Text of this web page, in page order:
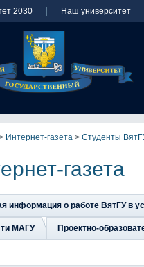
2030 Наш университет
Интернет-газета > Студенты
газета
информация о работе ВятГУ в
МАГУ Проектно-